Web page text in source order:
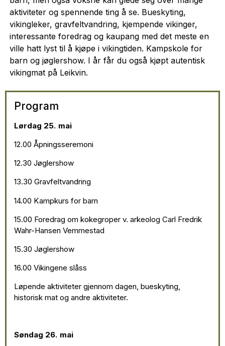
aktiviteter og spennende ting å se. Bueskyting,
vikingleker, gravfeltvandring, kjempende vikinger,
interessante foredrag og kaupang med det meste en
ville hatt lyst til å kjøpe i vikingtiden. Kampskole for
barn og jøglershow. I år får du også kjøpt autentisk
vikingmat på Leikvin.
Program
Lørdag 25. mai
12.00 Åpningsseremoni
12.30 Jøglershow
13.30 Gravfeltvandring
14.00 Kampkurs for barn
15.00 Foredrag om kokegroper v. arkeolog Carl Fredrik
Wahr-Hansen Vemmestad
15.30 Jøglershow
16.00 Vikingene slåss
Løpende aktiviteter gjennom dagen, bueskyting,
historisk mat og andre aktiviteter.
Søndag 26. mai